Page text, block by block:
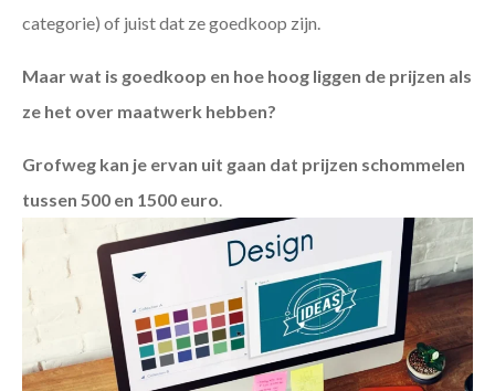
categorie) of juist dat ze goedkoop zijn.
Maar wat is goedkoop en hoe hoog liggen de prijzen als
ze het over maatwerk hebben?
Grofweg kan je ervan uit gaan dat prijzen schommelen
tussen 500 en 1500 euro.